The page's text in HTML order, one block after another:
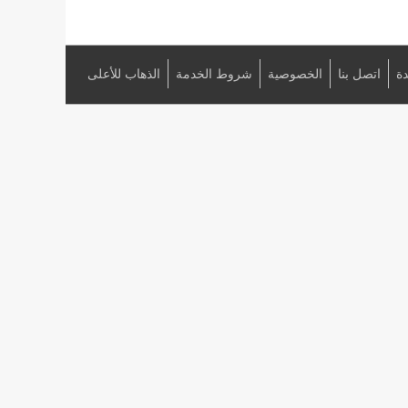
اتصل بنا الخصوصية شروط الخدمة الذهاب للأعلى